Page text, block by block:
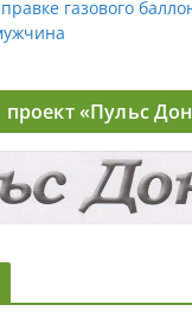
газового
«Пульс